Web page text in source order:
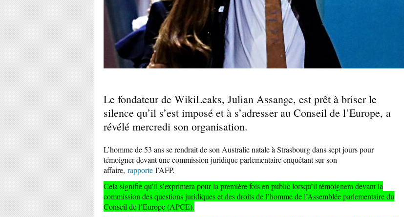
Le fondateur de WikiLeaks, Julian Assange, est prêt à briser le
silence qu’il s’est imposé et à s’adresser au Conseil de l’Europe, a
révélé mercredi son organisation.
L’homme de 53 ans se rendrait de son Australie natale à Strasbourg dans sept jours pour
témoigner devant une commission juridique parlementaire enquêtant sur son
affaire, rapporte l’AFP.
Cela signifie qu’il s’exprimera pour la première fois en public lorsqu’il témoignera devant la
commission des questions juridiques et des droits de l’homme de l’Assemblée parlementaire du
Conseil de l’Europe (APCE).